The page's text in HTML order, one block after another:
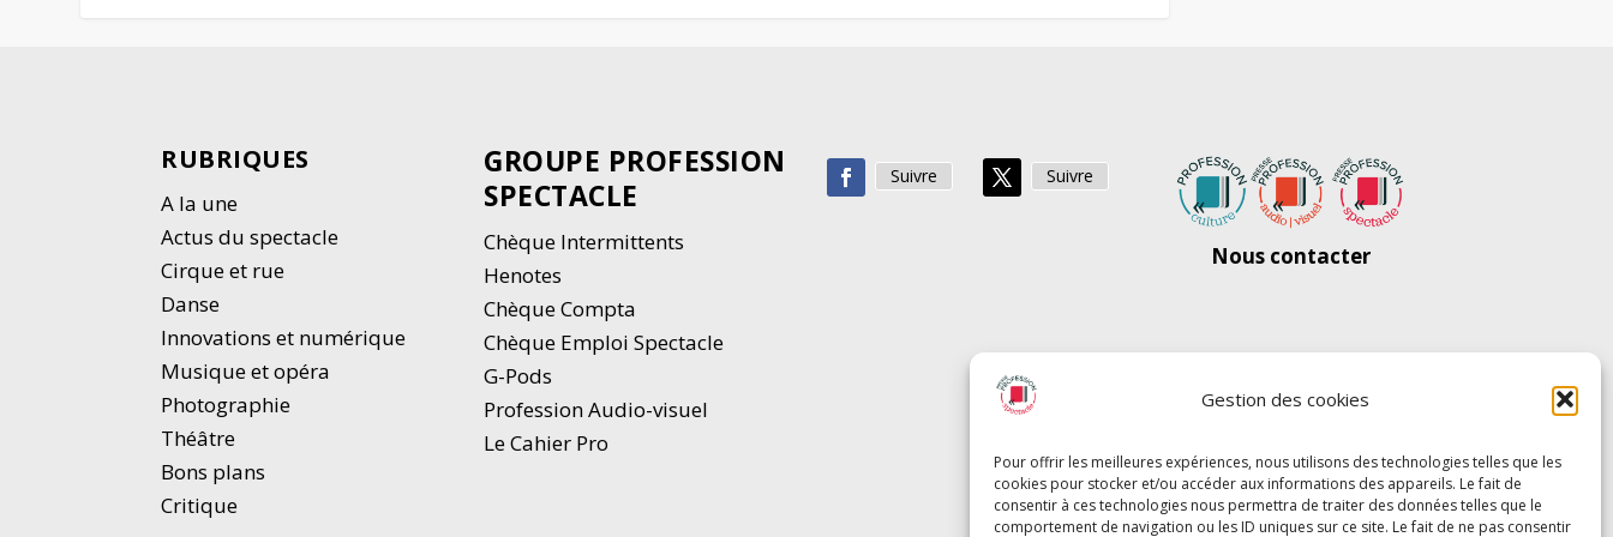
Gestion des cookies
Pour offrir les meilleures expériences, nous utilisons des technologies telles que les
cookies pour stocker et/ou accéder aux informations des appareils. Le fait de
consentir à ces technologies nous permettra de traiter des données telles que le
comportement de navigation ou les ID uniques sur ce site. Le fait de ne pas consentir
RUBRIQUES
A la une
Actus du spectacle
Cirque et rue
Danse
Innovations et numérique
Musique et opéra
Photographie
Théâtre
Bons plans
Critique
GROUPE PROFESSION
SPECTACLE
Chèque Intermittents
Henotes
Chèque Compta
Chèque Emploi Spectacle
G-Pods
Profession Audio-visuel
Le Cahier Pro
Suivre Suivre
Nous contacter